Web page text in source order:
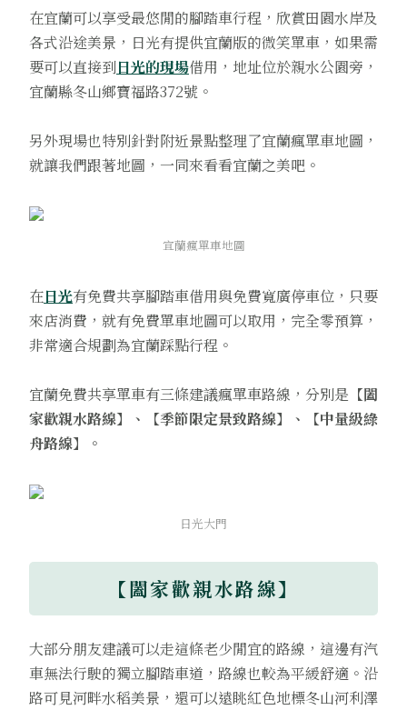
在宜蘭可以享受最悠閒的腳踏車行程，欣賞田園水岸及
各式沿途美景，日光有提供宜蘭版的微笑單車，如果需
要可以直接到日光的現場借用，地址位於親水公園旁，
宜蘭縣冬山鄉寶福路372號。
另外現場也特別針對附近景點整理了宜蘭瘋單車地圖，
就讓我們跟著地圖，一同來看看宜蘭之美吧。
宜蘭瘋單車地圖
在日光有免費共享腳踏車借用與免費寬廣停車位，只要
來店消費，就有免費單車地圖可以取用，完全零預算，
非常適合規劃為宜蘭踩點行程。
宜蘭免費共享單車有三條建議瘋單車路線，分別是 【闔
家歡親水路線】、【季節限定景致路線】、【中量級綠
舟路線】。
日光大門
【闔家歡親水路線】
大部分朋友建議可以走這條老少閒宜的路線，這邊有汽
車無法行駛的獨立腳踏車道，路線也較為平緩舒適。沿
路可見河畔水稻美景，還可以遠眺紅色地標冬山河利澤